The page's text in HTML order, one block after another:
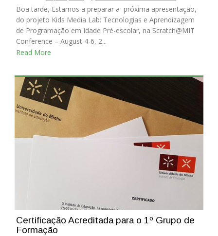
Boa tarde, Estamos a preparar a próxima apresentação,
do projeto Kids Media Lab: Tecnologias e Aprendizagem
de Programação em Idade Pré-escolar, na Scratch@MIT
Conference – August 4-6, 2...
Read More
Certificação Acreditada para o 1º Grupo de
Formação